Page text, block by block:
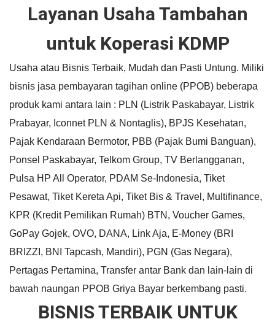
Layanan Usaha Tambahan
untuk Koperasi KDMP
Usaha atau Bisnis Terbaik, Mudah dan Pasti Untung. Miliki
bisnis jasa pembayaran tagihan online (PPOB) beberapa
produk kami antara lain : PLN (Listrik Paskabayar, Listrik
Prabayar, Iconnet PLN & Nontaglis), BPJS Kesehatan,
Pajak Kendaraan Bermotor, PBB (Pajak Bumi Banguan),
Ponsel Paskabayar, Telkom Group, TV Berlangganan,
Pulsa HP All Operator, PDAM Se-Indonesia, Tiket
Pesawat, Tiket Kereta Api, Tiket Bis & Travel, Multifinance,
KPR (Kredit Pemilikan Rumah) BTN, Voucher Games,
GoPay Gojek, OVO, DANA, Link Aja, E-Money (BRI
BRIZZI, BNI Tapcash, Mandiri), PGN (Gas Negara),
Pertagas Pertamina, Transfer antar Bank dan lain-lain di
bawah naungan PPOB Griya Bayar berkembang pasti.
BISNIS TERBAIK UNTUK